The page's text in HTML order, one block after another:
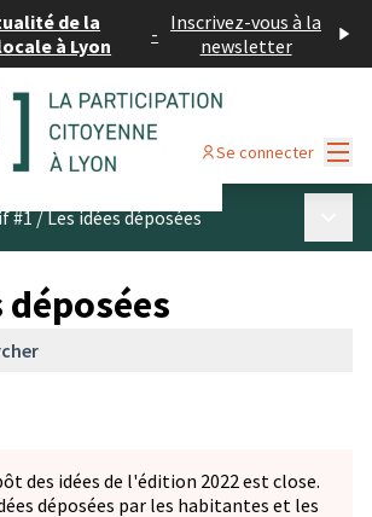
de la
à Lyon
- Inscrivez-vous à la
newsletter
Se connecter
#1/Les idées déposées
déposées
des idées de l'édition 2022 est close.
déposées par les habitantes et les